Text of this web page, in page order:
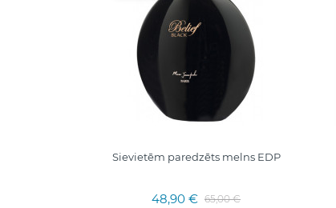
Sievietēm paredzēts melns EDP
48,90 € 65,00 €